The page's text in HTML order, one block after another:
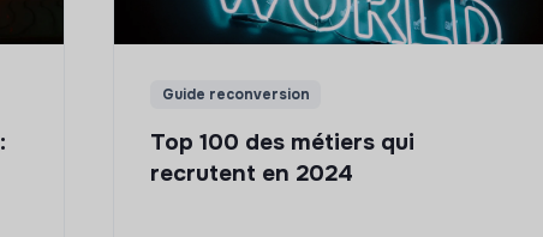
Guide reconversion
Top 100 des métiers qui
recrutent en 2024